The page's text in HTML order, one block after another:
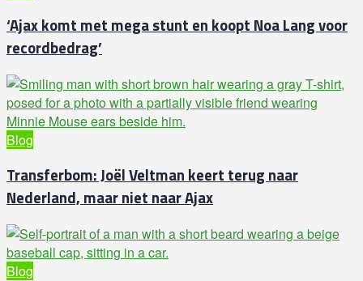
‘Ajax komt met mega stunt en koopt Noa Lang voor
recordbedrag’
Blog
Transferbom: Joël Veltman keert terug naar
Nederland, maar niet naar Ajax
Blog